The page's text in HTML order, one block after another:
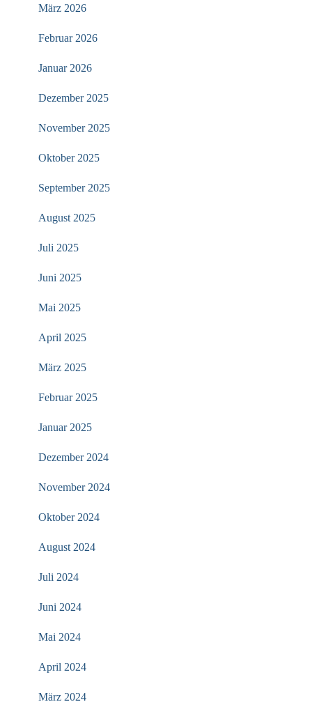
März 2026
Februar 2026
Januar 2026
Dezember 2025
November 2025
Oktober 2025
September 2025
August 2025
Juli 2025
Juni 2025
Mai 2025
April 2025
März 2025
Februar 2025
Januar 2025
Dezember 2024
November 2024
Oktober 2024
August 2024
Juli 2024
Juni 2024
Mai 2024
April 2024
März 2024